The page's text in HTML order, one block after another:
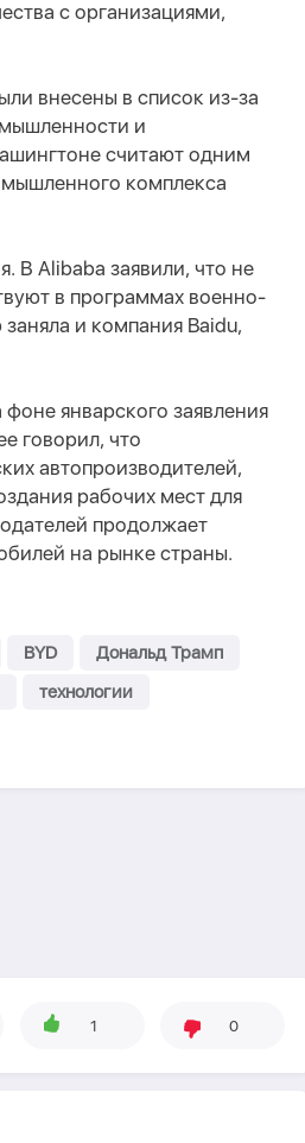
с организациями,
внесены в список из-за
и
считают одним
комплекса
В Alibaba заявили, что не
в программах военно-
и компания Baidu,
январского заявления
говорил, что
автопроизводителей,
рабочих мест для
продолжает
на рынке страны.
BYD
Дональд Трамп
технологии
1 0